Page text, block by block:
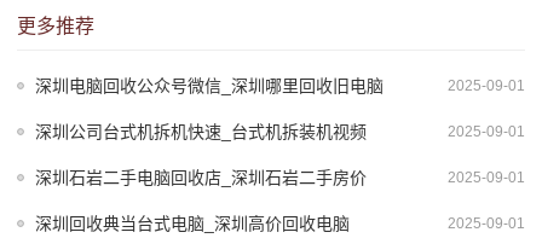
更多推荐
2025-09-01
深圳电脑回收公众号微信_深圳哪里回收旧电脑
2025-09-01
深圳公司台式机拆机快速_台式机拆装机视频
2025-09-01
深圳石岩二手电脑回收店_深圳石岩二手房价
2025-09-01
深圳回收典当台式电脑_深圳高价回收电脑